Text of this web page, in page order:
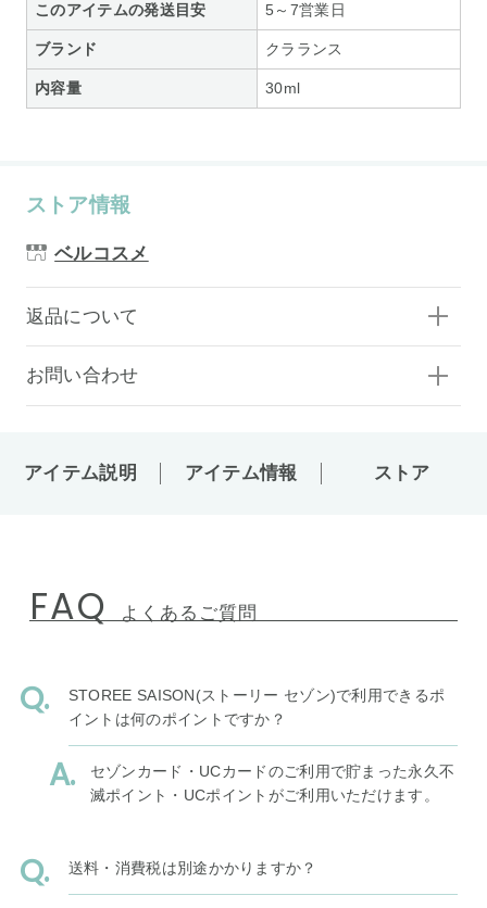
このアイテムの発送目安 5～7営業日
ブランド クラランス
内容量 30ml
ストア情報
ベルコスメ
返品について
お問い合わせ
アイテム説明 アイテム情報 ストア
FAQ よくあるご質問
STOREE SAISON(ストーリー セゾン)で利用できるポ
イントは何のポイントですか？
セゾンカード・UCカードのご利用で貯まった永久不
滅ポイント・UCポイントがご利用いただけます。
送料・消費税は別途かかりますか？